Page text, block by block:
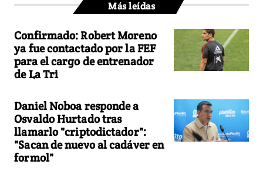
Más leídas
Confirmado: Robert Moreno
ya fue contactado por la FEF
para el cargo de entrenador
de La Tri
Daniel Noboa responde a
Osvaldo Hurtado tras
llamarlo "criptodictador":
"Sacan de nuevo al cadáver en
formol"